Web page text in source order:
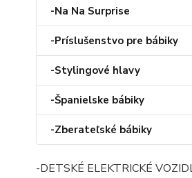
-Na Na Surprise
-Príslušenstvo pre bábiky
-Stylingové hlavy
-Španielske bábiky
-Zberateľské bábiky
-DETSKÉ ELEKTRICKÉ